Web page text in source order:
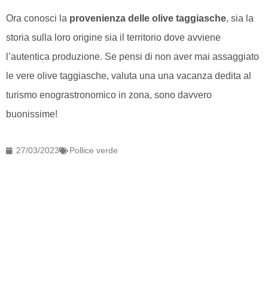
Ora conosci la provenienza delle olive taggiasche, sia la
storia sulla loro origine sia il territorio dove avviene
l’autentica produzione. Se pensi di non aver mai assaggiato
le vere olive taggiasche, valuta una una vacanza dedita al
turismo enograstronomico in zona, sono davvero
buonissime!
27/03/2023 Pollice verde